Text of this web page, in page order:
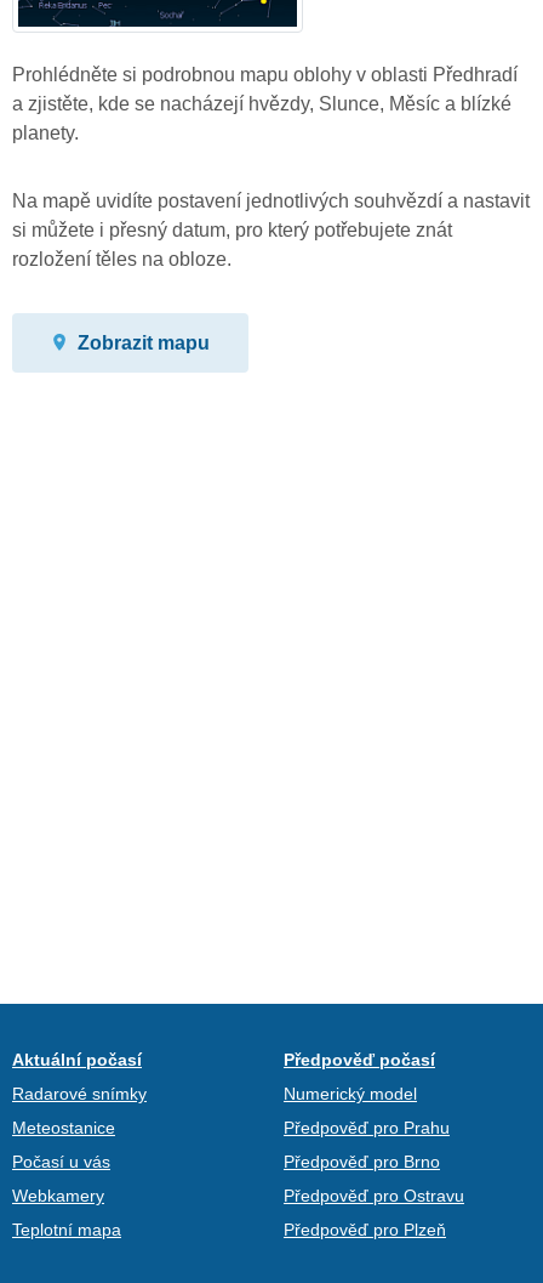
Prohlédněte si podrobnou mapu oblohy v oblasti Předhradí
a zjistěte, kde se nacházejí hvězdy, Slunce, Měsíc a blízké
planety.
Na mapě uvidíte postavení jednotlivých souhvězdí a nastavit
si můžete i přesný datum, pro který potřebujete znát
rozložení těles na obloze.
Zobrazit mapu
Aktuální počasí
Radarové snímky
Meteostanice
Počasí u vás
Webkamery
Teplotní mapa
Předpověď počasí
Numerický model
Předpověď pro Prahu
Předpověď pro Brno
Předpověď pro Ostravu
Předpověď pro Plzeň